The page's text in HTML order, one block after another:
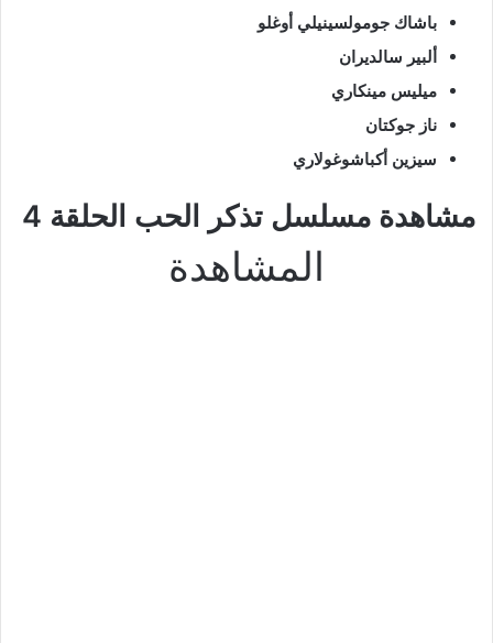
باشاك جومولسينيلي أوغلو
ألبير سالديران
ميليس مينكاري
ناز جوكتان
سيزين أكباشوغولاري
مشاهدة مسلسل تذكر الحب الحلقة 4
المشاهدة